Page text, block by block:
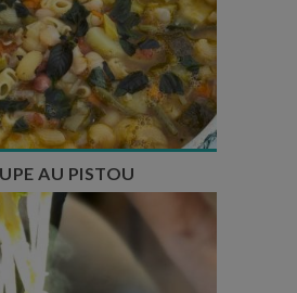
de préparation : 35 min
de cuisson : 1h15
de couverts : 8
AU PISTOU